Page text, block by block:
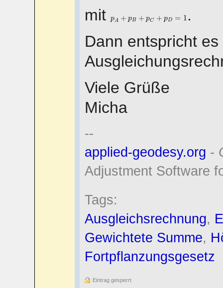
mit pA + pB + pC + pD = 1
+ p D
.
Dann entspricht
Viele Grüße
Micha
--
applied-geodesy.org -
Adjustment Software
Tags:
Ausgleichsrechnung,
Gewichtete Summe,
Fortpflanzungsgesetz
Eintrag gesperrt